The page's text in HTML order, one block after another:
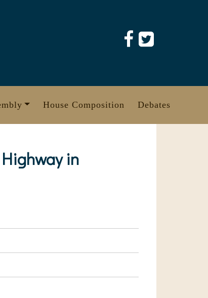
House Composition Debates
in